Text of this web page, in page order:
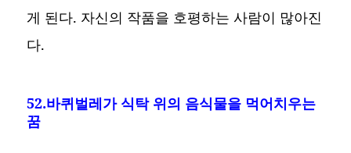
게 된다. 자신의 작품을 호평하는 사람이 많아진
다.
52.바퀴벌레가 식탁 위의 음식물을 먹어치우는
꿈